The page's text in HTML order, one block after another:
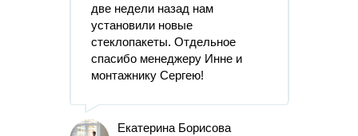
две недели назад нам
установили новые
стеклопакеты. Отдельное
спасибо менеджеру Инне и
монтажнику Сергею!
Екатерина Борисова